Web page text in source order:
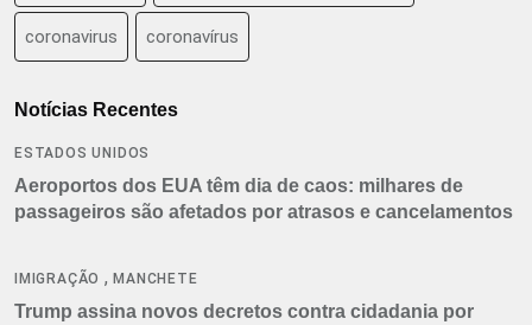
coronavirus coronavírus
Notícias Recentes
ESTADOS UNIDOS
Aeroportos dos EUA têm dia de caos: milhares de
passageiros são afetados por atrasos e cancelamentos
IMIGRAÇÃO ,MANCHETE
Trump assina novos decretos contra cidadania por